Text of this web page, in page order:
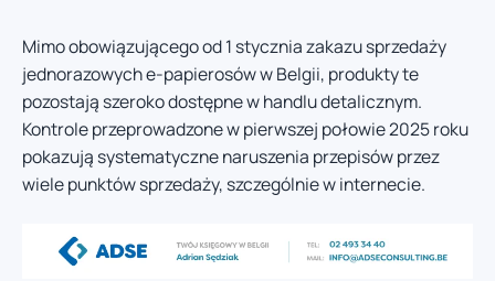
Mimo obowiązującego od 1 stycznia zakazu sprzedaży
jednorazowych e-papierosów w Belgii, produkty te
pozostają szeroko dostępne w handlu detalicznym.
Kontrole przeprowadzone w pierwszej połowie 2025 roku
pokazują systematyczne naruszenia przepisów przez
wiele punktów sprzedaży, szczególnie w internecie.